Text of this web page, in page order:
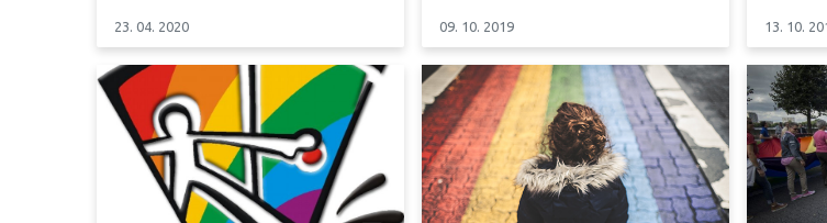
23. 04. 2020 09. 10. 2019 13. 10.